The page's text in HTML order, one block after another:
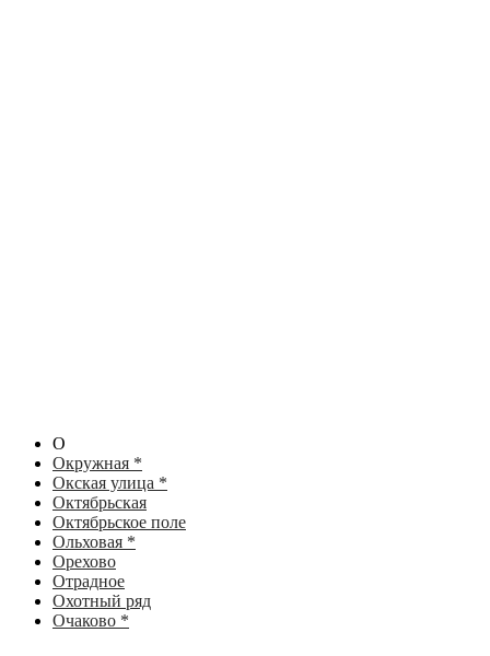
О
Окружная *
Окская улица *
Октябрьская
Октябрьское поле
Ольховая *
Орехово
Отрадное
Охотный ряд
Очаково *